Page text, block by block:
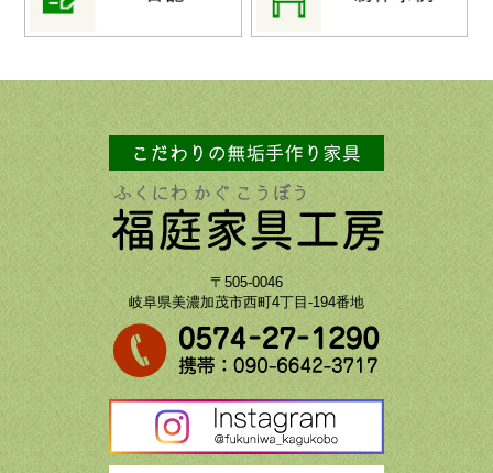
〒505-0046
岐阜県美濃加茂市西町4丁目-194番地